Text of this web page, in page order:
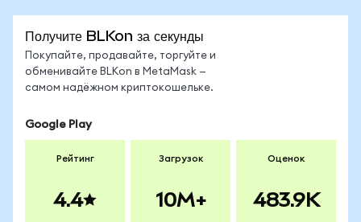
Получите BLKon за секунды
Покупайте, продавайте, торгуйте и
обменивайте BLKon в MetaMask —
самом надёжном криптокошельке.
Google Play
Рейтинг
4.4
Загрузок
10M+
Оценок
483.9K